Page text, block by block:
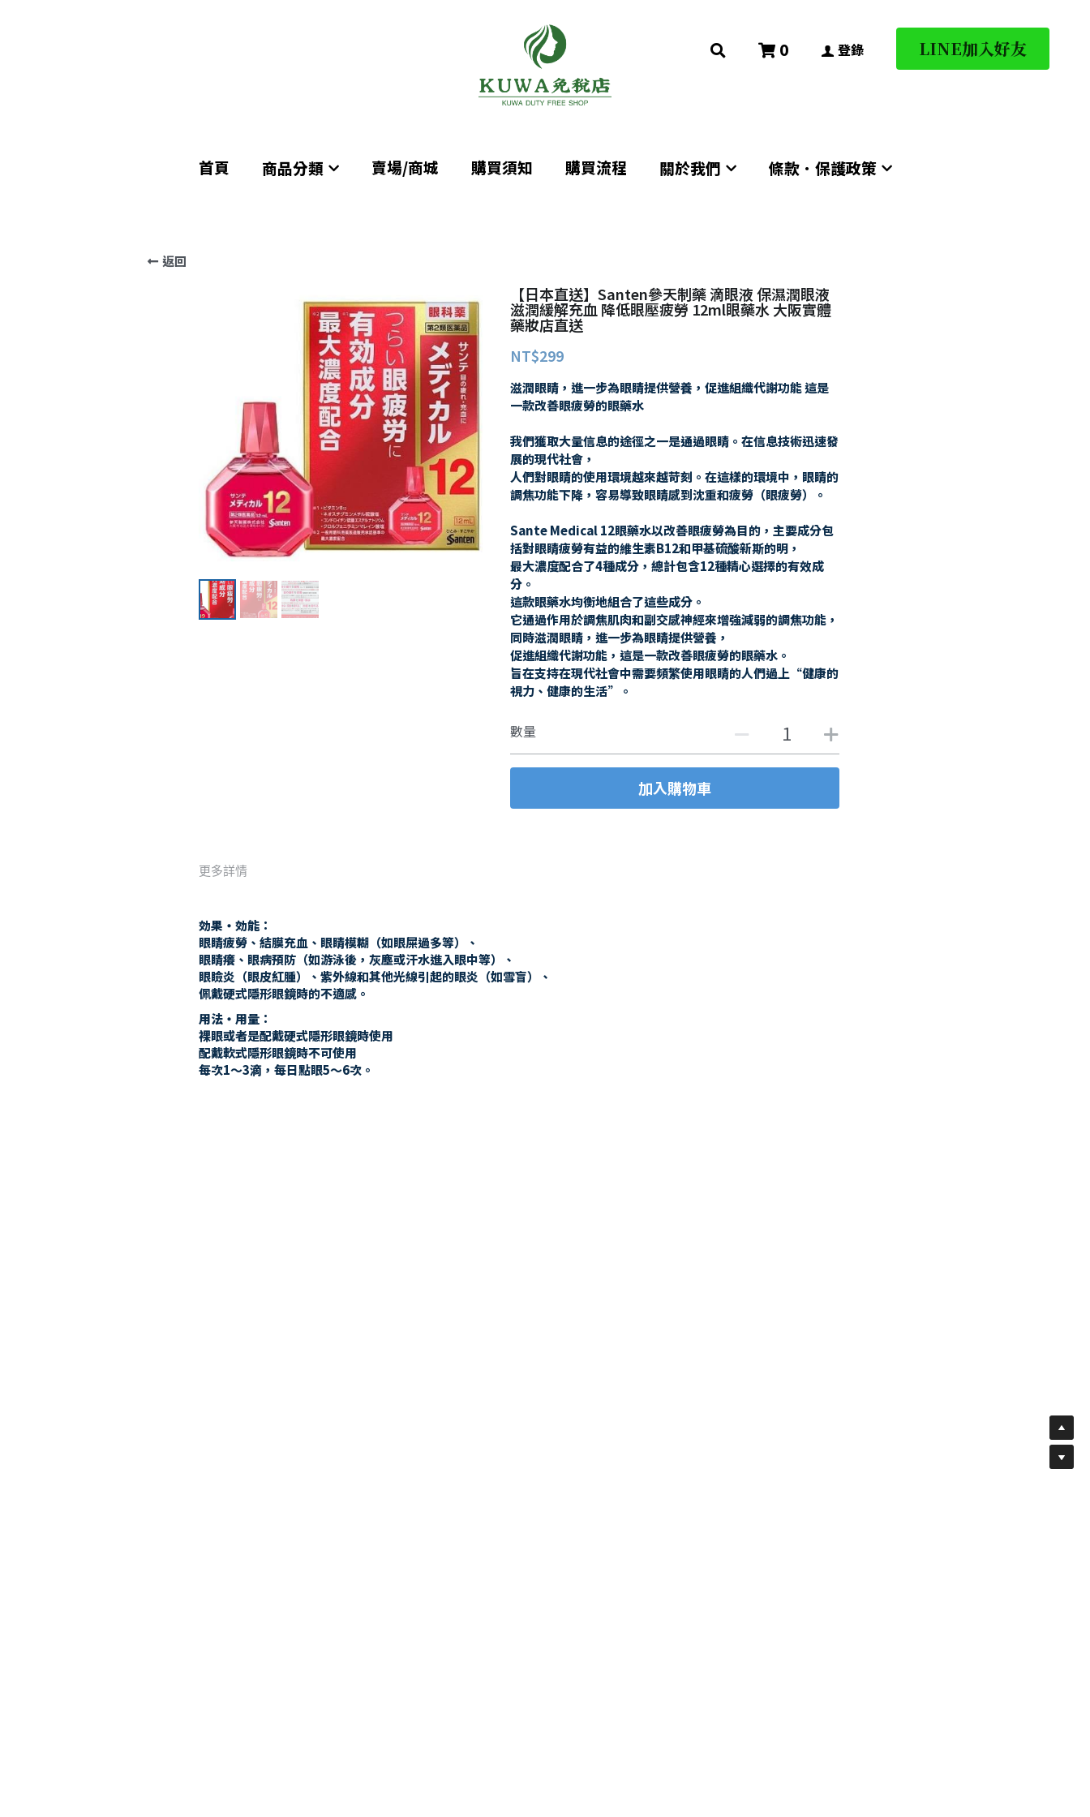
首頁 商品分類 賣場/商城 購買須知 購買流程 關於我們 條款．保護政策
0 登錄 LINE加入好友
首頁 商品分類 賣場/商城 購買須知 購買流程 關於我們 條款．保護政策
0 登錄 LINE加入好友
返回
【日本直送】Santen參天制藥 滴眼液 保濕潤眼液
滋潤緩解充血 降低眼壓疲勞 12ml眼藥水 大阪實體
藥妝店直送
NT$299
滋潤眼睛，進一步為眼睛提供營養，促進組織代謝功能 這是
一款改善眼疲勞的眼藥水
我們獲取大量信息的途徑之一是通過眼睛。在信息技術迅速發
展的現代社會，
人們對眼睛的使用環境越來越苛刻。在這樣的環境中，眼睛的
調焦功能下降，容易導致眼睛感到沈重和疲勞（眼疲勞）。
Sante Medical 12眼藥水以改善眼疲勞為目的，主要成分包
括對眼睛疲勞有益的維生素B12和甲基硫酸新斯的明，
最大濃度配合了4種成分，總計包含12種精心選擇的有效成
分。
這款眼藥水均衡地組合了這些成分。
它通過作用於調焦肌肉和副交感神經來增強減弱的調焦功能，
同時滋潤眼睛，進一步為眼睛提供營養，
促進組織代謝功能，這是一款改善眼疲勞的眼藥水。
旨在支持在現代社會中需要頻繁使用眼睛的人們過上“健康的
視力、健康的生活”。
數量
加入購物車
更多詳情
効果・効能：
眼睛疲勞、結膜充血、眼睛模糊（如眼屎過多等）、
眼睛癢、眼病預防（如游泳後，灰塵或汗水進入眼中等）、
眼瞼炎（眼皮紅腫）、紫外線和其他光線引起的眼炎（如雪盲）、
佩戴硬式隱形眼鏡時的不適感。
用法・用量：
裸眼或者是配戴硬式隱形眼鏡時使用
配戴軟式隱形眼鏡時不可使用
每次1～3滴，每日點眼5～6次。